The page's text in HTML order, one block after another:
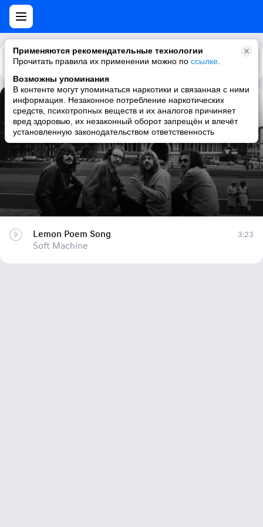
Применяются рекомендательные технологии
Прочитать правила их применении можно по ссылке
Возможны упоминания
В контенте могут упоминаться наркотики и связанная с ними
информация. Незаконное потребление наркотических
средств, психотропных веществ и их аналогов причиняет
вред здоровью, их незаконный оборот запрещён и влечёт
установленную законодательством ответственность
Каталог Рекомендации
Lemon Poem Song
Soft Machine
Lemon Poem Song
Soft Machine
3:23